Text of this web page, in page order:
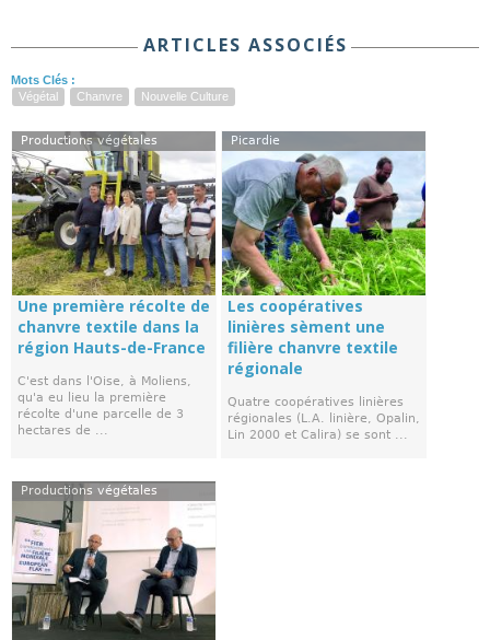
ARTICLES ASSOCIÉS
Mots Clés :
Végétal
Chanvre Nouvelle Culture
Productions végétales
Une première récolte de
chanvre textile dans la
région Hauts-de-France
C'est dans l'Oise, à Moliens,
qu'a eu lieu la première
récolte d'une parcelle de 3
hectares de ...
Picardie
Les coopératives
linières sèment une
filière chanvre textile
régionale
Quatre coopératives linières
régionales (L.A. linière, Opalin,
Lin 2000 et Calira) se sont ...
Productions végétales